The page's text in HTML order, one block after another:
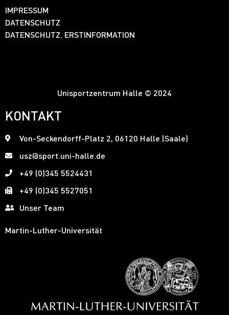
IMPRESSUM
DATENSCHUTZ
DATENSCHUTZ. ERSTINFORMATION
Unisportzentrum Halle © 2024
KONTAKT
Von-Seckendorff-Platz 2, 06120 Halle (Saale)
usz@sport.uni-halle.de
+49 (0)345 5524431
+49 (0)345 5527051
Unser Team
Martin-Luther-Universität